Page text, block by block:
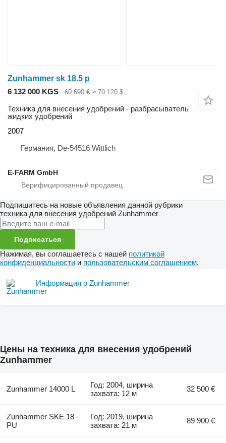
Zunhammer sk 18.5 p
6 132 000 KGS
60 690 € ≈ 70 120 $
Техника для внесения удобрений - разбрасыватель
жидких удобрений
2007
Германия, De-54516 Wittlich
E-FARM GmbH
Подпишитесь на новые объявления данной рубрики
техника для внесения удобрений Zunhammer
Подписаться
Нажимая, вы соглашаетесь с нашей политикой
конфиденциальности и пользовательским соглашением.
Информация о Zunhammer
Цены на техника для внесения удобрений
Zunhammer
Zunhammer 14000 L
Год: 2004, ширина
захвата: 12 м
32 500 €
Zunhammer SKE 18
PU
Год: 2019, ширина
захвата: 21 м
89 900 €